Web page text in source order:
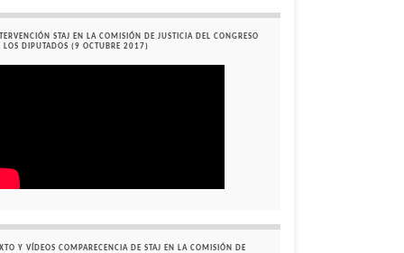
STAJ EN LA COMISIÓN DE JUSTICIA DEL CONGRESO
LOS DIPUTADOS (9 OCTUBRE 2017)
Y VÍDEOS COMPARECENCIA DE STAJ EN LA COMISIÓN DE